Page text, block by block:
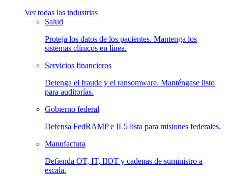
Ver todas las industrias
Salud
Proteja los datos de los pacientes. Mantenga los
sistemas clínicos en línea.
Servicios financieros
Detenga el fraude y el ransomware. Manténgase listo
para auditorías.
Gobierno federal
Defensa FedRAMP e IL5 lista para misiones federales.
Manufactura
Defienda OT, IT, IIOT y cadenas de suministro a
escala.